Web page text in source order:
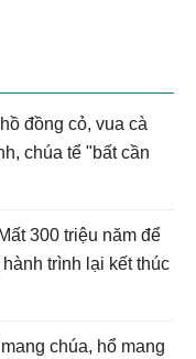
đồng cỏ, vua cà
chúa tể "bất cần
300 triệu năm để
trình lại kết thúc
chúa, hổ mang